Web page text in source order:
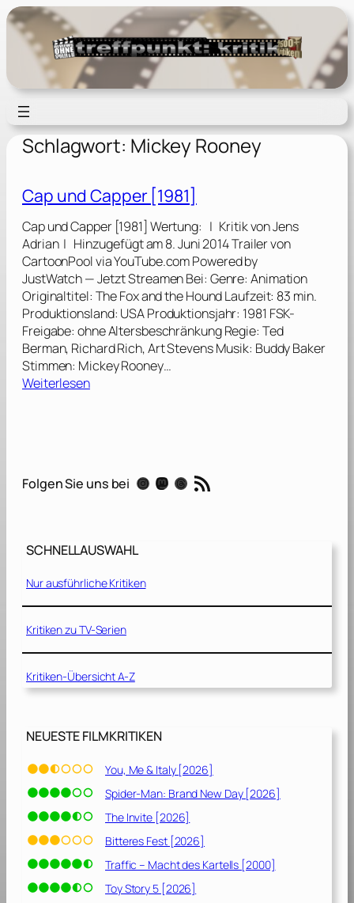
Zum
Inhalt
springen
Schlagwort: Mickey Rooney
Cap und Capper [1981]
Cap und Capper [1981] Wertung: | Kritik von Jens
Adrian | Hinzugefügt am 8. Juni 2014 Trailer von
CartoonPool via YouTube.com Powered by
JustWatch — Jetzt Streamen Bei: Genre: Animation
Originaltitel: The Fox and the Hound Laufzeit: 83 min.
Produktionsland: USA Produktionsjahr: 1981 FSK-
Freigabe: ohne Altersbeschränkung Regie: Ted
Berman, Richard Rich, Art Stevens Musik: Buddy Baker
Stimmen: Mickey Rooney…
Weiterlesen:
d
p
r
[
1
1
]
Folgen Sie uns bei Instagram Mastodon Threads RSS-Feed
SCHNELLAUSWAHL
Nur ausführliche Kritiken
Kritiken zu TV-Serien
Kritiken-Übersicht A-Z
NEUESTE FILMKRITIKEN
You, Me & Italy [2026]
Spider-Man: Brand New Day [2026]
The Invite [2026]
Bitteres Fest [2026]
Traffic – Macht des Kartells [2000]
Toy Story 5 [2026]